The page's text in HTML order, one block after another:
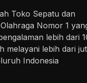
Toko Sepatu dan
Nomor 1
lebih dari
melayani lebih dari
Indonesia